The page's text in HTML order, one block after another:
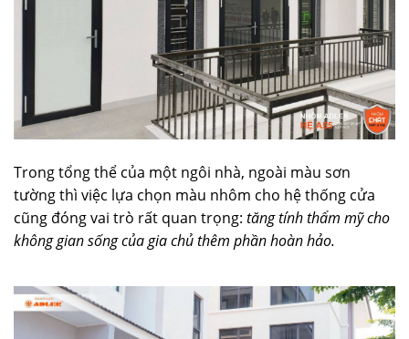
Trong tổng thể của một ngôi nhà, ngoài màu sơn
tường thì việc lựa chọn màu nhôm cho hệ thống cửa
cũng đóng vai trò rất quan trọng: tăng tính thẩm mỹ cho
không gian sống của gia chủ thêm phần hoàn hảo.